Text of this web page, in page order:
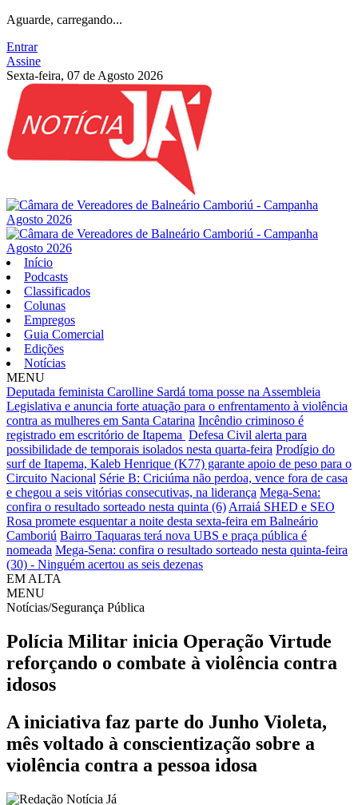
Aguarde, carregando...
Entrar
Assine
Sexta-feira, 07 de Agosto 2026
Início
Podcasts
Classificados
Colunas
Empregos
Guia Comercial
Edições
Notícias
MENU
Deputada feminista Carolline Sardá toma posse na Assembleia
Legislativa e anuncia forte atuação para o enfrentamento à violência
contra as mulheres em Santa Catarina Incêndio criminoso é
registrado em escritório de Itapema Defesa Civil alerta para
possibilidade de temporais isolados nesta quarta-feira Prodígio do
surf de Itapema, Kaleb Henrique (K77) garante apoio de peso para o
Circuito Nacional Série B: Criciúma não perdoa, vence fora de casa
e chegou a seis vitórias consecutivas, na liderança Mega-Sena:
confira o resultado sorteado nesta quinta (6) Arraiá SHED e SEO
Rosa promete esquentar a noite desta sexta-feira em Balneário
Camboriú Bairro Taquaras terá nova UBS e praça pública é
nomeada Mega-Sena: confira o resultado sorteado nesta quinta-feira
(30) - Ninguém acertou as seis dezenas
EM ALTA
MENU
Notícias/Segurança Pública
Polícia Militar inicia Operação Virtude
reforçando o combate à violência contra
idosos
A iniciativa faz parte do Junho Violeta,
mês voltado à conscientização sobre a
violência contra a pessoa idosa